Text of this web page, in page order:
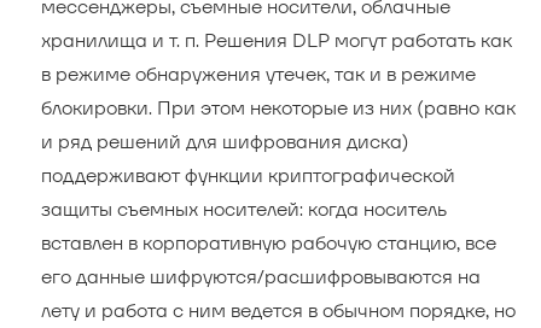
мессенджеры, съемные носители, облачные
хранилища и т. п. Решения DLP могут работать как
в режиме обнаружения утечек, так и в режиме
блокировки. При этом некоторые из них (равно как
и ряд решений для шифрования диска)
поддерживают функции криптографической
защиты съемных носителей: когда носитель
вставлен в корпоративную рабочую станцию, все
его данные шифруются/расшифровываются на
лету и работа с ним ведется в обычном порядке, но